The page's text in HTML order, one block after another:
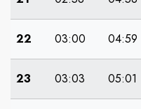
22 03:00 04:59
23 03:03 05:01